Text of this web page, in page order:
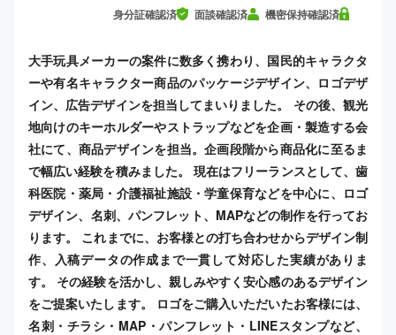
身分証確認済 面談確認済 機密保持確認済
大手玩具メーカーの案件に数多く携わり、国民的キャラクタ
ーや有名キャラクター商品のパッケージデザイン、ロゴデザ
イン、広告デザインを担当してまいりました。 その後、観光
地向けのキーホルダーやストラップなどを企画・製造する会
社にて、商品デザインを担当。企画段階から商品化に至るま
で幅広い経験を積みました。 現在はフリーランスとして、歯
科医院・薬局・介護福祉施設・学童保育などを中心に、ロゴ
デザイン、名刺、パンフレット、MAPなどの制作を行ってお
ります。 これまでに、お客様との打ち合わせからデザイン制
作、入稿データの作成まで一貫して対応した実績がありま
す。 その経験を活かし、親しみやすく安心感のあるデザイン
をご提案いたします。 ロゴをご購入いただいたお客様には、
名刺・チラシ・MAP・パンフレット・LINEスタンプなど、